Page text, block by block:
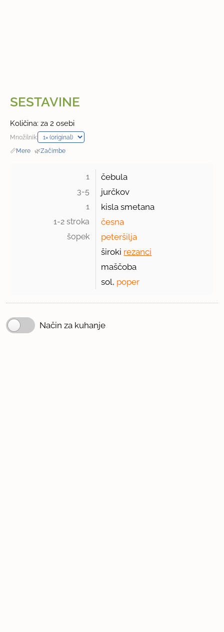
SESTAVINE
Količina: za 2 osebi
Množilnik:
📏Mere · 🌿Začimbe
1 čebula
3-5 jurčkov
1 kisla smetana
1-2 stroka česna
šopek
peteršilja
široki rezanci
maščoba
sol, poper
Način za kuhanje